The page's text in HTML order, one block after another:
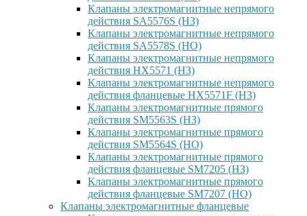
Клапаны электромагнитные непрямого
действия SA5576S (НЗ)
Клапаны электромагнитные непрямого
действия SA5578S (НО)
Клапаны электромагнитные непрямого
действия HX5571 (НЗ)
Клапаны электромагнитные непрямого
действия фланцевые HX5571F (НЗ)
Клапаны электромагнитные прямого
действия SM5563S (НЗ)
Клапаны электромагнитные прямого
действия SM5564S (НО)
Клапаны электромагнитные прямого
действия фланцевые SM7205 (НЗ)
Клапаны электромагнитные прямого
действия фланцевые SM7207 (НО)
Клапаны электромагнитные фланцевые